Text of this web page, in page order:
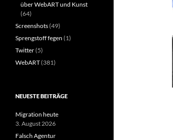
über WebART und Kunst
(64)
Screenshots(49)
Sprengstoff fegen (1)
Twitter(5)
WebART(381)
NEUESTE BEITRÄGE
Migration heute
3. August 2026
Falsch Agentur